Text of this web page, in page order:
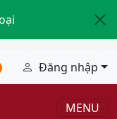
Đăng nhập
MENU